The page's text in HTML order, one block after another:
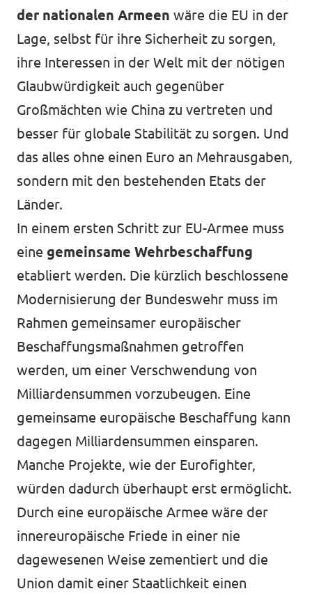
der nationalen Armeen wäre die EU in der
Lage, selbst für ihre Sicherheit zu sorgen,
ihre Interessen in der Welt mit der nötigen
Glaubwürdigkeit auch gegenüber
Großmächten wie China zu vertreten und
besser für globale Stabilität zu sorgen. Und
das alles ohne einen Euro an Mehrausgaben,
sondern mit den bestehenden Etats der
Länder.
In einem ersten Schritt zur EU-Armee muss
eine gemeinsame Wehrbeschaffung
etabliert werden. Die kürzlich beschlossene
Modernisierung der Bundeswehr muss im
Rahmen gemeinsamer europäischer
Beschaffungsmaßnahmen getroffen
werden, um einer Verschwendung von
Milliardensummen vorzubeugen. Eine
gemeinsame europäische Beschaffung kann
dagegen Milliardensummen einsparen.
Manche Projekte, wie der Eurofighter,
würden dadurch überhaupt erst ermöglicht.
Durch eine europäische Armee wäre der
innereuropäische Friede in einer nie
dagewesenen Weise zementiert und die
Union damit einer Staatlichkeit einen